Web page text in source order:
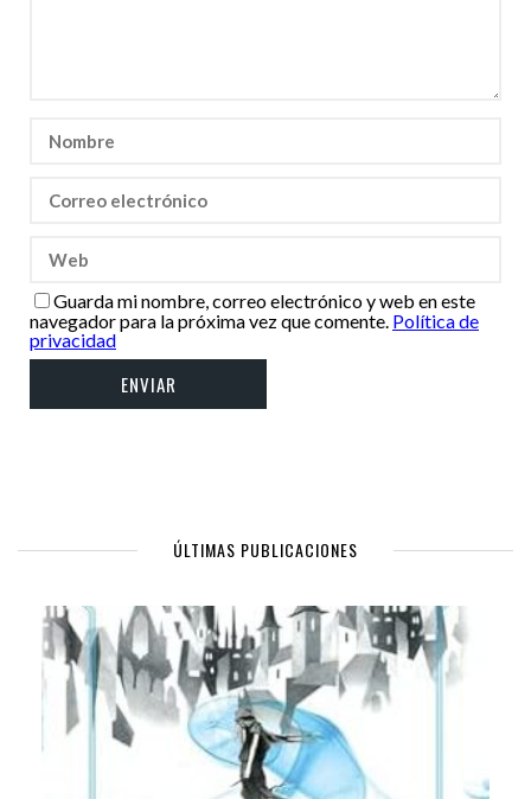
Guarda mi nombre, correo electrónico y web en este
navegador para la próxima vez que comente. Política de
privacidad
ÚLTIMAS PUBLICACIONES